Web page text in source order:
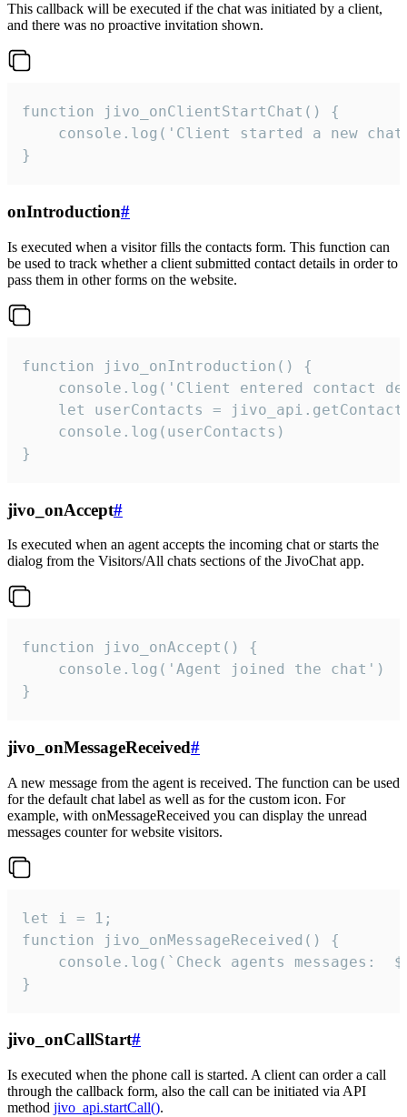
This callback will be executed if the chat was initiated by a client,
and there was no proactive invitation shown.
function jivo_onClientStartChat() {
console.log('Client started a new
}
onIntroduction#
Is executed when a visitor fills the contacts form. This function can
be used to track whether a client submitted contact details in order to
pass them in other forms on the website.
function jivo_onIntroduction() {
console.log('Client entered contact
let userContacts =
    console.log(userContacts)
}
jivo_onAccept#
Is executed when an agent accepts the incoming chat or starts the
dialog from the Visitors/All chats sections of the JivoChat app.
function jivo_onAccept() {
}
jivo_onMessageReceived#
A new message from the agent is received. The function can be used
for the default chat label as well as for the custom icon. For
example, with onMessageReceived you can display the unread
messages counter for website visitors.
let i = 1;
function jivo_onMessageReceived() {
}
jivo_onCallStart#
Is executed when the phone call is started. A client can order a call
through the callback form, also the call can be initiated via API
method jivo_api.startCall().